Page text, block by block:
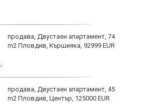
продава, Двустаен апартамент, 74
m2 Пловдив, Кършияка, 92999 EUR
продава, Двустаен апартамент, 45
m2 Пловдив, Център, 125000 EUR